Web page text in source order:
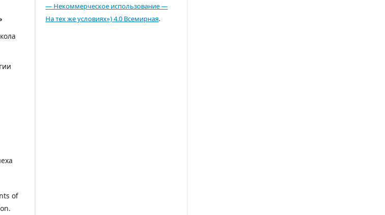
of
— Некоммерческое использование —
На тех же условиях») 4.0 Всемирная.